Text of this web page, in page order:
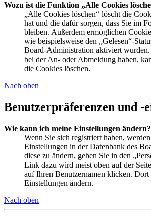
Wozu ist die Funktion „Alle Cookies
„Alle Cookies löschen“ löscht die
hat und die dafür sorgen, dass Sie im
bleiben. Außerdem ermöglichen
wie beispielsweise den „Gelesen“-
Board-Administration aktiviert wurden.
bei der An- oder Abmeldung haben,
die Cookies löschen.
Nach oben
Benutzerpräferenzen und -
Wie kann ich meine Einstellungen ändern?
Wenn Sie sich registriert haben,
Einstellungen in der Datenbank des
diese zu ändern, gehen Sie in den
Link dazu wird meist oben auf der
auf Ihren Benutzernamen klicken.
Einstellungen ändern.
Nach oben